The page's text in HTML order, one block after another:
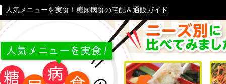
人気メニューを実食！糖尿病食の宅配＆通販ガイド